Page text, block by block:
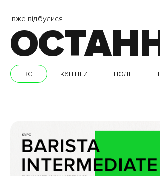
вже відбулися
всі капінги події